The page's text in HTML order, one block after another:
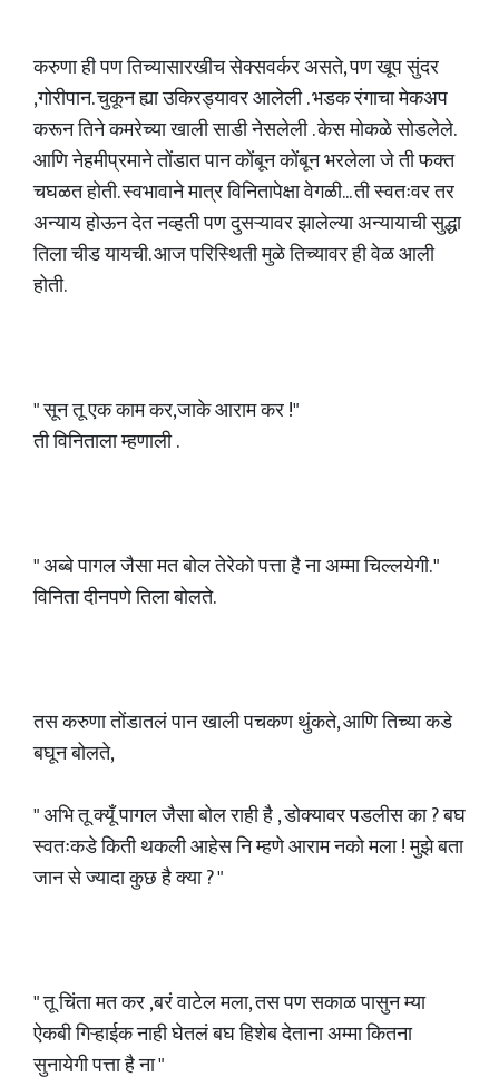
करुणा ही पण तिच्यासारखीच सेक्सवर्कर असते, पण खूप सुंदर
,गोरीपान. चुकून ह्या उकिरड्यावर आलेली . भडक रंगाचा मेकअप
करून तिने कमरेच्या खाली साडी नेसलेली . केस मोकळे सोडलेले.
आणि नेहमीप्रमाने तोंडात पान कोंबून कोंबून भरलेला जे ती फक्त
चघळत होती. स्वभावाने मात्र विनितापेक्षा वेगळी... ती स्वतःवर तर
अन्याय होऊन देत नव्हती पण दुसऱ्यावर झालेल्या अन्यायाची सुद्धा
तिला चीड यायची. आज परिस्थिती मुळे तिच्यावर ही वेळ आली
होती.
" सून तू एक काम कर,जाके आराम कर !"
ती विनिताला म्हणाली .
" अब्बे पागल जैसा मत बोल तेरेको पत्ता है ना अम्मा चिल्लयेगी. "
विनिता दीनपणे तिला बोलते.
तस करुणा तोंडातलं पान खाली पचकण थुंकते, आणि तिच्या कडे
बघून बोलते,
" अभि तू क्यूँ पागल जैसा बोल राही है , डोक्यावर पडलीस का ? बघ
स्वतःकडे किती थकली आहेस नि म्हणे आराम नको मला ! मुझे बता
जान से ज्यादा कुछ है क्या ? "
" तू चिंता मत कर ,बरं वाटेल मला, तस पण सकाळ पासुन म्या
ऐकबी गिऱ्हाईक नाही घेतलं बघ हिशेब देताना अम्मा कितना
सुनायेगी पत्ता है ना "